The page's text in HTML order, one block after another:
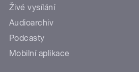
Živé vysílání
Audioarchiv
Podcasty
Mobilní aplikace